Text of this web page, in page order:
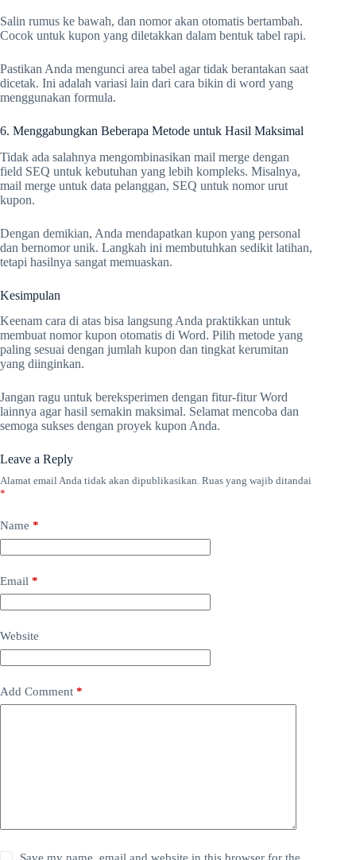
Salin rumus ke bawah, dan nomor akan otomatis bertambah.
Cocok untuk kupon yang diletakkan dalam bentuk tabel rapi.
Pastikan Anda mengunci area tabel agar tidak berantakan saat
dicetak. Ini adalah variasi lain dari cara bikin di word yang
menggunakan formula.
6. Menggabungkan Beberapa Metode untuk Hasil Maksimal
Tidak ada salahnya mengombinasikan mail merge dengan
field SEQ untuk kebutuhan yang lebih kompleks. Misalnya,
mail merge untuk data pelanggan, SEQ untuk nomor urut
kupon.
Dengan demikian, Anda mendapatkan kupon yang personal
dan bernomor unik. Langkah ini membutuhkan sedikit latihan,
tetapi hasilnya sangat memuaskan.
Kesimpulan
Keenam cara di atas bisa langsung Anda praktikkan untuk
membuat nomor kupon otomatis di Word. Pilih metode yang
paling sesuai dengan jumlah kupon dan tingkat kerumitan
yang diinginkan.
Jangan ragu untuk bereksperimen dengan fitur-fitur Word
lainnya agar hasil semakin maksimal. Selamat mencoba dan
semoga sukses dengan proyek kupon Anda.
Leave a Reply
Alamat email Anda tidak akan dipublikasikan. Ruas yang wajib ditandai
*
Name *
Email *
Website
Add Comment *